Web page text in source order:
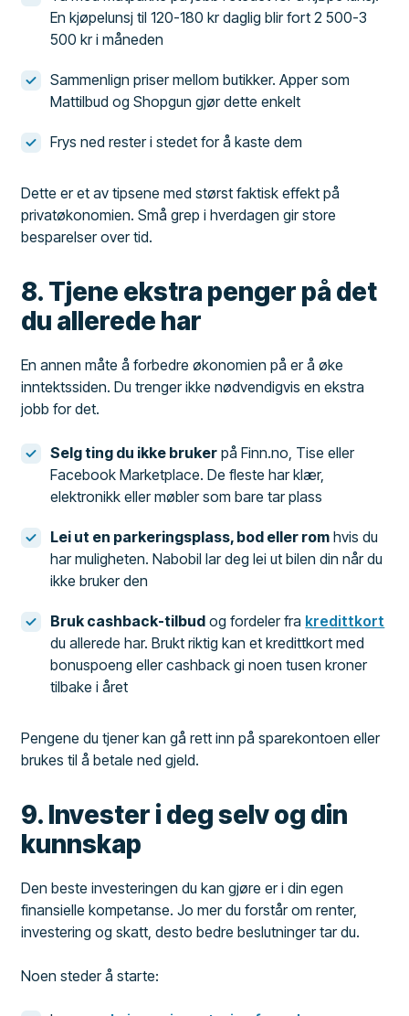
En kjøpelunsj til 120-180 kr daglig blir fort 2 500-3
500 kr i måneden
Sammenlign priser mellom butikker. Apper som
Mattilbud og Shopgun gjør dette enkelt
Frys ned rester i stedet for å kaste dem
Dette er et av tipsene med størst faktisk effekt på
privatøkonomien. Små grep i hverdagen gir store
besparelser over tid.
8. Tjene ekstra penger på det
du allerede har
En annen måte å forbedre økonomien på er å øke
inntektssiden. Du trenger ikke nødvendigvis en ekstra
jobb for det.
Selg ting du ikke bruker på Finn.no, Tise eller
Facebook Marketplace. De fleste har klær,
elektronikk eller møbler som bare tar plass
Lei ut en parkeringsplass, bod eller rom hvis du
har muligheten. Nabobil lar deg lei ut bilen din når du
ikke bruker den
Bruk cashback-tilbud og fordeler fra kredittkort
du allerede har. Brukt riktig kan et kredittkort med
bonuspoeng eller cashback gi noen tusen kroner
tilbake i året
Pengene du tjener kan gå rett inn på sparekontoen eller
brukes til å betale ned gjeld.
9. Invester i deg selv og din
kunnskap
Den beste investeringen du kan gjøre er i din egen
finansielle kompetanse. Jo mer du forstår om renter,
investering og skatt, desto bedre beslutninger tar du.
Noen steder å starte: